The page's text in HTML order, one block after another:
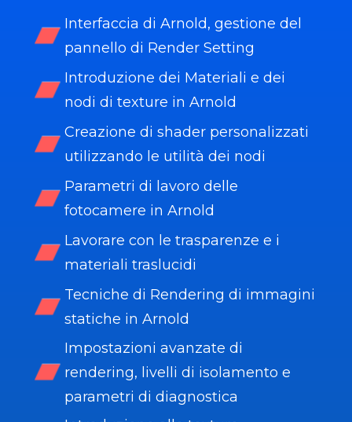
Interfaccia di Arnold, gestione del
pannello di Render Setting
Introduzione dei Materiali e dei
nodi di texture in Arnold
Creazione di shader personalizzati
utilizzando le utilità dei nodi
Parametri di lavoro delle
fotocamere in Arnold
Lavorare con le trasparenze e i
materiali traslucidi
Tecniche di Rendering di immagini
statiche in Arnold
Impostazioni avanzate di
rendering, livelli di isolamento e
parametri di diagnostica